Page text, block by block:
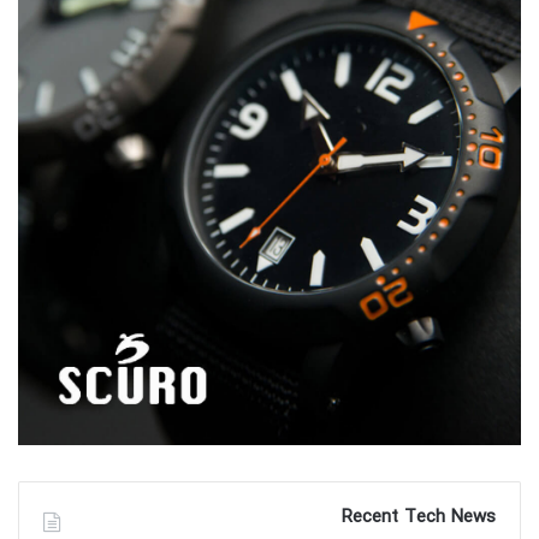
AVI-8 Watches | اطلاعات بیشتر |وب سایت رسمی
Avio Milano Watches | اطلاعات بیشتر | وب سایت رسمی
AVRA Watches | اطلاعات بیشتر|وب سایت رسمی
Ayers Watches | اطلاعات بیشتر | وب سایت رسمی
اطلاعات بیشتر|Kickstarter
Recent Tech News